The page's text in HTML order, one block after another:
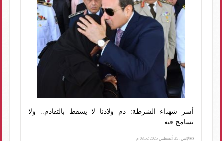
أسر شهداء الشرطة: دم ولادنا لا يسقط بالتقادم.. ولا
تسامح فيه
الإثنين، 25 أغسطس 2025 03:52 م